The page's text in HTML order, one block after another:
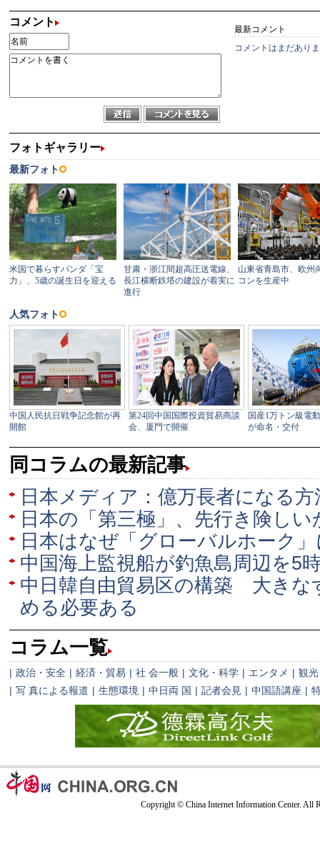
コメント
最新コメント
コメントはまだあり
同コラムの最新記事
日本メディア：億万長者になる方
日本の「第三極」、先行き険しい
日本はなぜ「グローバルホーク
中国海上監視船が釣魚島周辺を5
中日韓自由貿易区の構築 大きな
める必要ある
コラム一覧
| 政治・安全 | 経済・貿易 | 社 会一般 | 文化・科学 | エンタメ | 観光
| 写 真による報道 | 生態環境 | 中日両 国 | 記者会見 | 中国語講座 |